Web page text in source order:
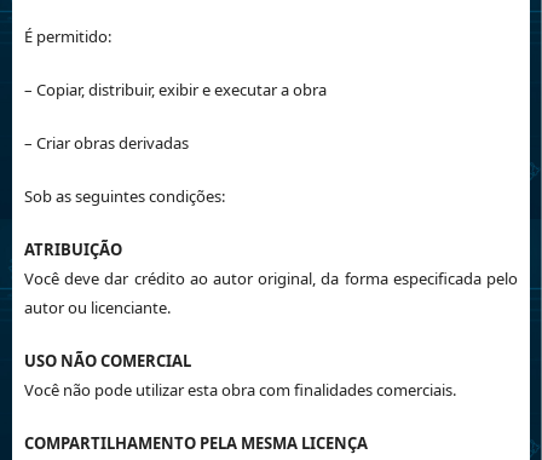
É permitido:
– Copiar, distribuir, exibir e executar a obra
– Criar obras derivadas
Sob as seguintes condições:
ATRIBUIÇÃO
Você deve dar crédito ao autor original, da forma especificada pelo
autor ou licenciante.
USO NÃO COMERCIAL
Você não pode utilizar esta obra com finalidades comerciais.
COMPARTILHAMENTO PELA MESMA LICENÇA